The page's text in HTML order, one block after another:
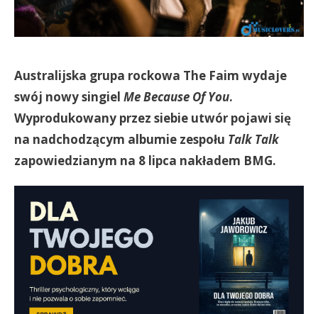
Australijska grupa rockowa The Faim wydaje
swój nowy singiel Me Because Of You.
Wyprodukowany przez siebie utwór pojawi się
na nadchodzącym albumie zespołu Talk Talk
zapowiedzianym na 8 lipca nakładem BMG.